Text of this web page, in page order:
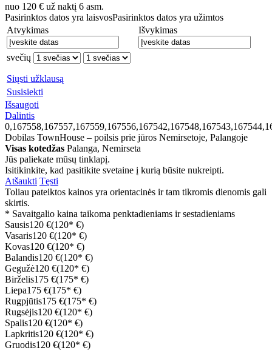
nuo 120 € už naktį 6 asm.
Pasirinktos datos yra laisvosPasirinktos datos yra užimtos
Atvykimas
Išvykimas
svečių
Siųsti užklausą
Susisiekti
Išsaugoti
Dalintis
Dobilas TownHouse – poilsis prie jūros Nemirsetoje, Palangoje
Visas kotedžas Palanga, Nemirseta
Jūs paliekate mūsų tinklapį.
Isitikinkite, kad pasitikite svetaine į kurią būsite nukreipti.
Atšaukti Tęsti
Toliau pateiktos kainos yra orientacinės ir tam tikromis dienomis gali
skirtis.
* Savaitgalio kaina taikoma penktadieniams ir sestadieniams
Sausis120 €(120* €)
Vasaris120 €(120* €)
Kovas120 €(120* €)
Balandis120 €(120* €)
Gegužė120 €(120* €)
Birželis175 €(175* €)
Liepa175 €(175* €)
Rugpjūtis175 €(175* €)
Rugsėjis120 €(120* €)
Spalis120 €(120* €)
Lapkritis120 €(120* €)
Gruodis120 €(120* €)